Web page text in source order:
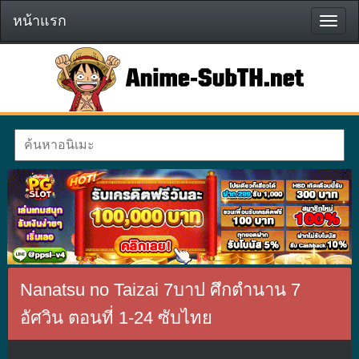
หน้า
แรก
หน้าแรก
Nanatsu no Taizai 7บาป ศึกตำนาน 7
อัศวิน ตอนที่ 1-24 ซับไทย